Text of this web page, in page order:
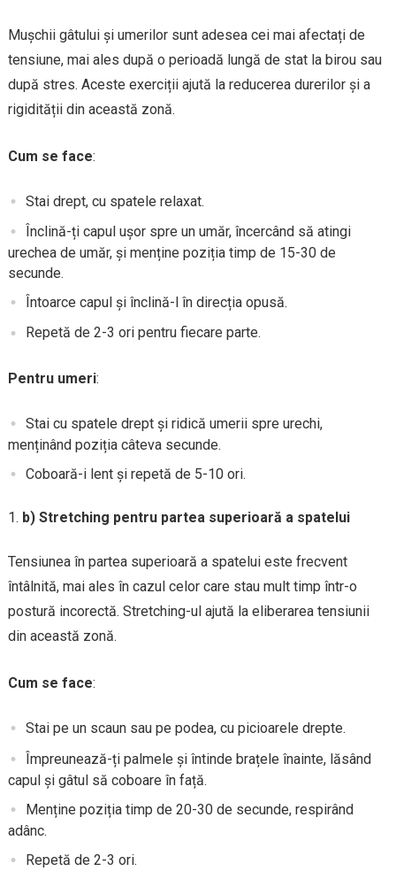
Mușchii gâtului și umerilor sunt adesea cei mai afectați de
tensiune, mai ales după o perioadă lungă de stat la birou sau
după stres. Aceste exerciții ajută la reducerea durerilor și a
rigidității din această zonă.
Cum se face:
Stai drept, cu spatele relaxat.
Înclină-ți capul ușor spre un umăr, încercând să atingi
urechea de umăr, și menține poziția timp de 15-30 de
secunde.
Întoarce capul și înclină-l în direcția opusă.
Repetă de 2-3 ori pentru fiecare parte.
Pentru umeri:
Stai cu spatele drept și ridică umerii spre urechi,
menținând poziția câteva secunde.
Coboară-i lent și repetă de 5-10 ori.
b) Stretching pentru partea superioară a spatelui
Tensiunea în partea superioară a spatelui este frecvent
întâlnită, mai ales în cazul celor care stau mult timp într-o
postură incorectă. Stretching-ul ajută la eliberarea tensiunii
din această zonă.
Cum se face:
Stai pe un scaun sau pe podea, cu picioarele drepte.
Împreunează-ți palmele și întinde brațele înainte, lăsând
capul și gâtul să coboare în față.
Menține poziția timp de 20-30 de secunde, respirând
adânc.
Repetă de 2-3 ori.